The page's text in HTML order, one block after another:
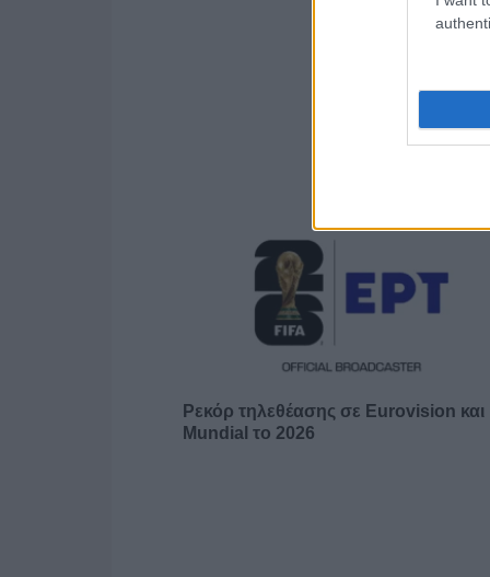
Ρεκόρ τηλεθέασης σε Eurovision και
Mundial το 2026